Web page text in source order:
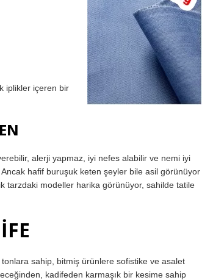
iplikler içeren bir
alerji yapmaz, iyi nefes alabilir ve nemi iyi
hafif buruşuk keten şeyler bile asil görünüyor
tarzdaki modeller harika görünüyor, sahilde tatile
sahip, bitmiş ürünlere sofistike ve asalet
kadifeden karmaşık bir kesime sahip